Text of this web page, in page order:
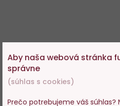
Aby naša webová stránka
správne
(súhlas s cookies)
Prečo potrebujeme váš súhlas?